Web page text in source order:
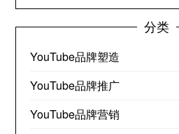
分类
YouTube品牌塑造
YouTube品牌推广
YouTube品牌营销